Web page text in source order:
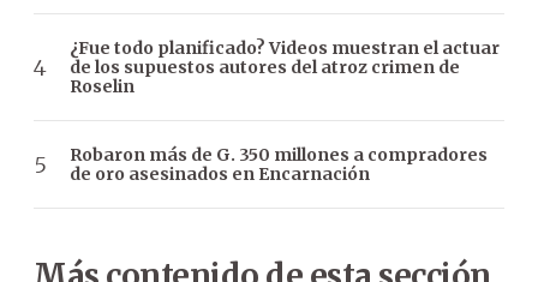
¿Fue todo planificado? Videos muestran el actuar
de los supuestos autores del atroz crimen de
Roselin
Robaron más de G. 350 millones a compradores
de oro asesinados en Encarnación